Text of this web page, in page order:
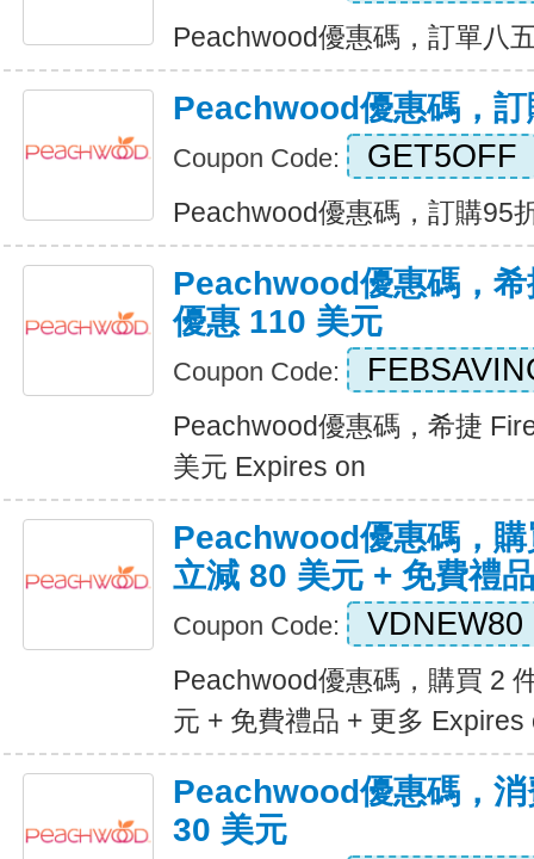
Peachwood優惠碼，訂單八
Peachwood優惠碼，
Coupon Code: GET5OFF
Peachwood優惠碼，訂購95
Peachwood優惠碼，
優惠 110 美元
Coupon Code:
Peachwood優惠碼，希捷
美元 Expires on
Peachwood優惠碼，
立減 80 美元 + 免費禮
Coupon Code: VDNEW80
Peachwood優惠碼，購買 2
元 + 免費禮品 + 更多 Expires
Peachwood優惠碼，
30 美元